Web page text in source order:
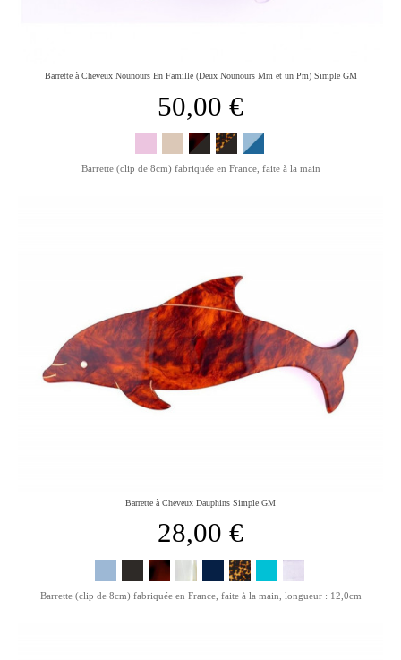
Barrette à Cheveux Nounours En Famille (Deux Nounours Mm et un Pm) Simple GM
50,00 €
Barrette (clip de 8cm) fabriquée en France, faite à la main
Barrette à Cheveux Dauphins Simple GM
28,00 €
Barrette (clip de 8cm) fabriquée en France, faite à la main, longueur : 12,0cm